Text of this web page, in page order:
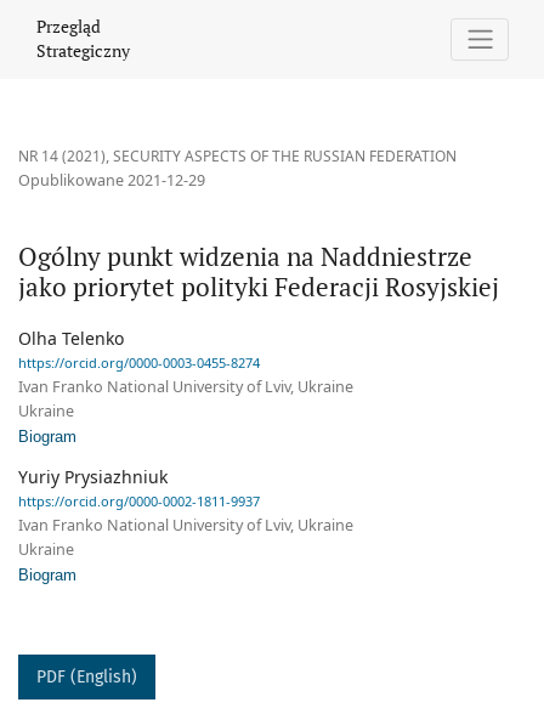
Przegląd
Strategiczny
NR 14 (2021),SECURITY ASPECTS OF THE RUSSIAN FEDERATION
Ogólny punkt widzenia na Naddniestrze
jako priorytet polityki Federacji Rosyjskiej
Opublikowane 2021-12-29
Olha Telenko
https://orcid.org/0000-0003-0455-8274
Ivan Franko National University of Lviv, Ukraine
Ukraine
Biogram
Yuriy Prysiazhniuk
https://orcid.org/0000-0002-1811-9937
Ivan Franko National University of Lviv, Ukraine
Ukraine
Biogram
PDF (English)